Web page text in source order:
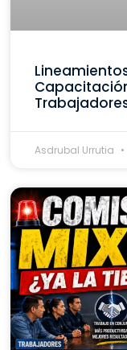
Asdrubal Urrutia